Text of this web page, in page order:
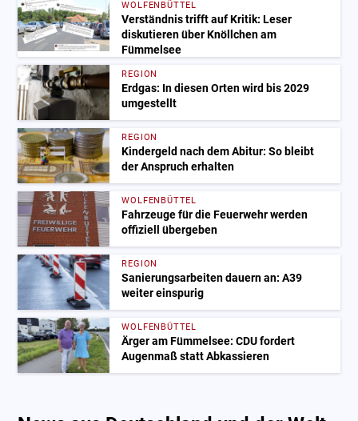
WOLFENBÜTTEL
Verständnis trifft auf Kritik: Leser
diskutieren über Knöllchen am
Fümmelsee
REGION
Erdgas: In diesen Orten wird bis 2029
umgestellt
REGION
Kindergeld nach dem Abitur: So bleibt
der Anspruch erhalten
WOLFENBÜTTEL
Fahrzeuge für die Feuerwehr werden
offiziell übergeben
REGION
Sanierungsarbeiten dauern an: A39
weiter einspurig
WOLFENBÜTTEL
Ärger am Fümmelsee: CDU fordert
Augenmaß statt Abkassieren